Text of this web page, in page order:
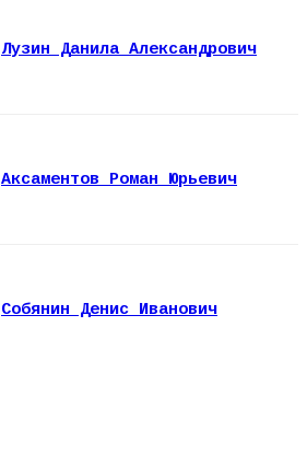
Лузин Данила Александрович
Аксаментов Роман Юрьевич
Собянин Денис Иванович